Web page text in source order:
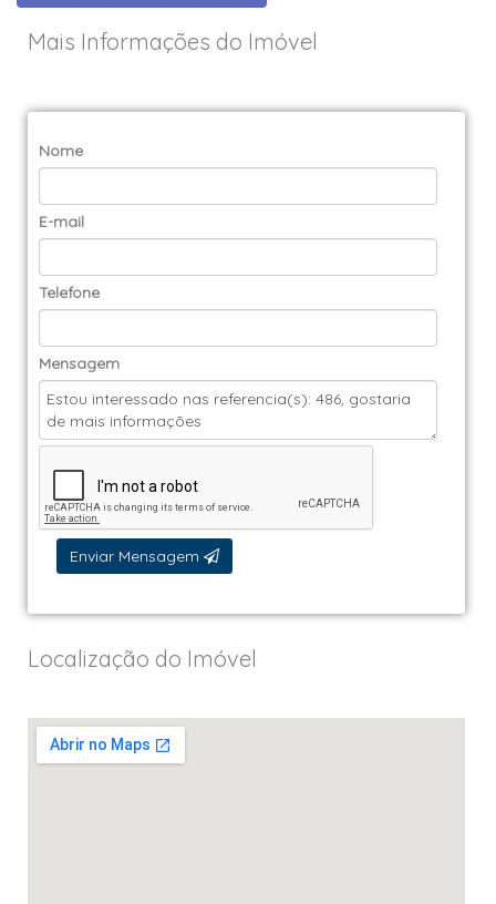
Mais Informações do Imóvel
Nome
E-mail
Telefone
Mensagem
Enviar Mensagem
Localização do Imóvel